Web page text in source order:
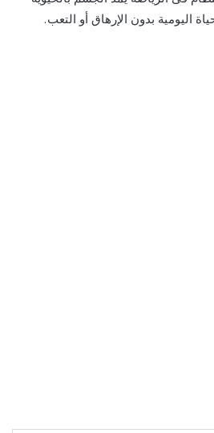
اليومية بدون الإرهاق أو التعب.